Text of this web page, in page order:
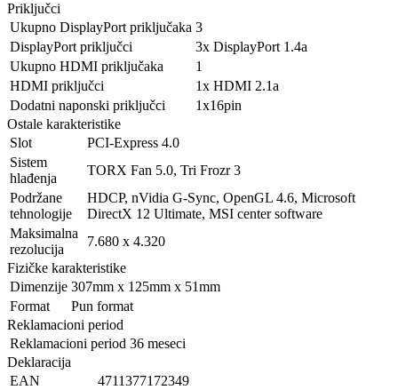
Priključci
Ukupno DisplayPort priključaka 3
DisplayPort priključci
3x DisplayPort 1.4a
Ukupno HDMI priključaka
1
HDMI priključci
1x HDMI 2.1a
Dodatni naponski priključci
1x16pin
Ostale karakteristike
Slot
PCI-Express 4.0
Sistem
hlađenja
TORX Fan 5.0, Tri Frozr 3
Podržane
tehnologije
HDCP, nVidia G-Sync, OpenGL 4.6, Microsoft
DirectX 12 Ultimate, MSI center software
Maksimalna
rezolucija
7.680 x 4.320
Fizičke karakteristike
Dimenzije 307mm x 125mm x 51mm
Format
Pun format
Reklamacioni period
Reklamacioni period 36 meseci
Deklaracija
EAN
4711377172349